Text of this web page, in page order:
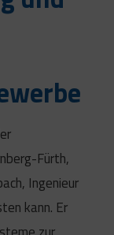
Fürth,
Ingenieur
kann. Er